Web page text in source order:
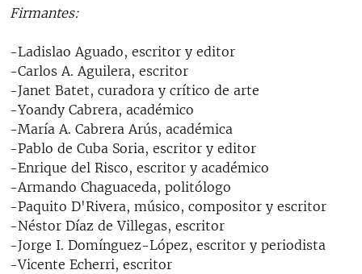
Firmantes:
-Ladislao Aguado, escritor y editor
-Carlos A. Aguilera, escritor
-Janet Batet, curadora y crítico de arte
-Yoandy Cabrera, académico
-María A. Cabrera Arús, académica
-Pablo de Cuba Soria, escritor y editor
-Enrique del Risco, escritor y académico
-Armando Chaguaceda, politólogo
-Paquito D'Rivera, músico, compositor y escritor
-Néstor Díaz de Villegas, escritor
-Jorge I. Domínguez-López, escritor y periodista
-Vicente Echerri, escritor